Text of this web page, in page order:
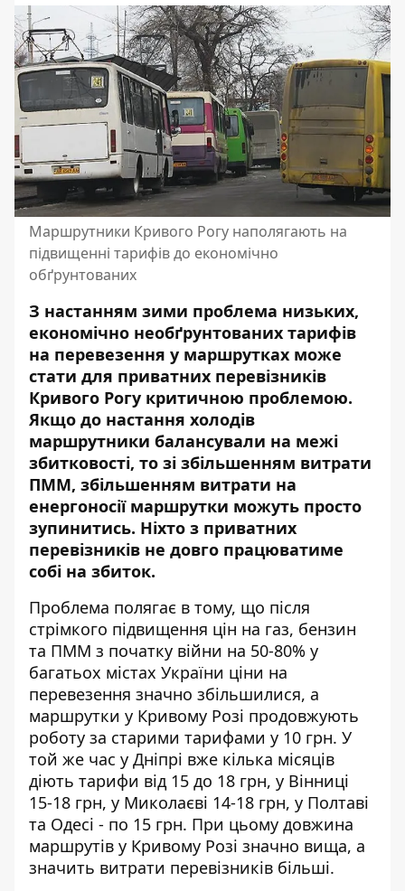
Маршрутники Кривого Рогу наполягають на
підвищенні тарифів до економічно
обґрунтованих
З настанням зими проблема низьких,
економічно необґрунтованих тарифів
на перевезення у маршрутках може
стати для приватних перевізників
Кривого Рогу критичною проблемою.
Якщо до настання холодів
маршрутники балансували на межі
збитковості, то зі збільшенням витрати
ПММ, збільшенням витрати на
енергоносії маршрутки можуть просто
зупинитись. Ніхто з приватних
перевізників не довго працюватиме
собі на збиток.
Проблема полягає в тому, що після
стрімкого підвищення цін на газ, бензин
та ПММ з початку війни на 50-80% у
багатьох містах України ціни на
перевезення значно збільшилися, а
маршрутки у Кривому Розі продовжують
роботу за старими тарифами у 10 грн. У
той же час у Дніпрі вже кілька місяців
діють тарифи від 15 до 18 грн, у Вінниці
15-18 грн, у Миколаєві 14-18 грн, у Полтаві
та Одесі - по 15 грн. При цьому довжина
маршрутів у Кривому Розі значно вища, а
значить витрати перевізників більші.